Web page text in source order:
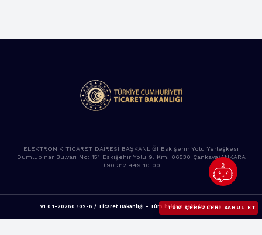
ELEKTRONİK TİCARET DAİRESİ BAŞKANLIĞI Eskişehir Yolu Yerleşkesi
Dumlupınar Bulvarı No: 151 Eskişehir Yolu 9. Km. 06530 Çankaya/ANKARA
+90 312 449 10 00
v1.0.1-20260702-6 / Ticaret Bakanlığı - Tüm hakları saklıdır. 2025
TÜM ÇEREZLERI KABUL ET